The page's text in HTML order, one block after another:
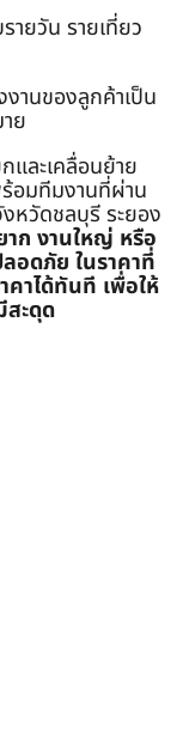
ายวัน รายเที่ยว
งานของลูกค้าเป็น
ย
และเคลื่อนย้าย
อมทีมงานที่ผ่าน
หวัดชลบุรี ระยอง
าก งานใหญ่ หรือ
ลอดภัย ในราคาที่
าได้ทันที เพื่อให้
ะดุด